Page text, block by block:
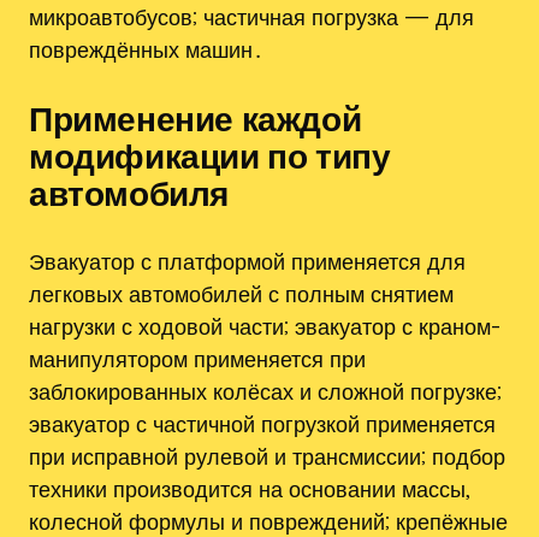
микроавтобусов; частичная погрузка — для
повреждённых машин․
Применение каждой
модификации по типу
автомобиля
Эвакуатор с платформой применяется для
легковых автомобилей с полным снятием
нагрузки с ходовой части; эвакуатор с краном-
манипулятором применяется при
заблокированных колёсах и сложной погрузке;
эвакуатор с частичной погрузкой применяется
при исправной рулевой и трансмиссии; подбор
техники производится на основании массы,
колесной формулы и повреждений; крепёжные